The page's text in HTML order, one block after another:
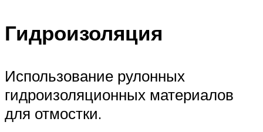
Гидроизоляция
Использование рулонных
гидроизоляционных материалов
для отмостки.